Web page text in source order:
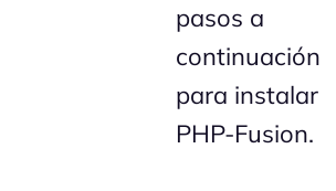
pasos a
continuación
para instalar
PHP-Fusion.